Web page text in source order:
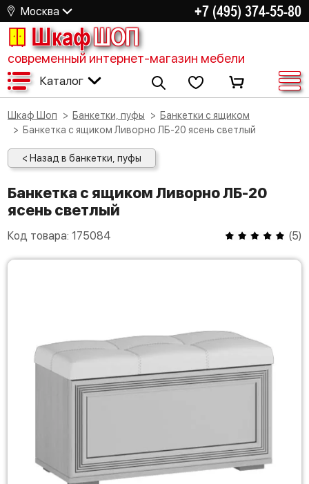
Москва +7 (495) 374-55-80
ШкафШОП
современный интернет-магазин мебели
Каталог
Шкаф Шоп Банкетки, пуфы
Банкетки с ящиком
Банкетка с ящиком Ливорно ЛБ-20 ясень светлый
< Назад в банкетки, пуфы
Банкетка с ящиком Ливорно ЛБ-20
ясень светлый
Код товара: 175084 (5)